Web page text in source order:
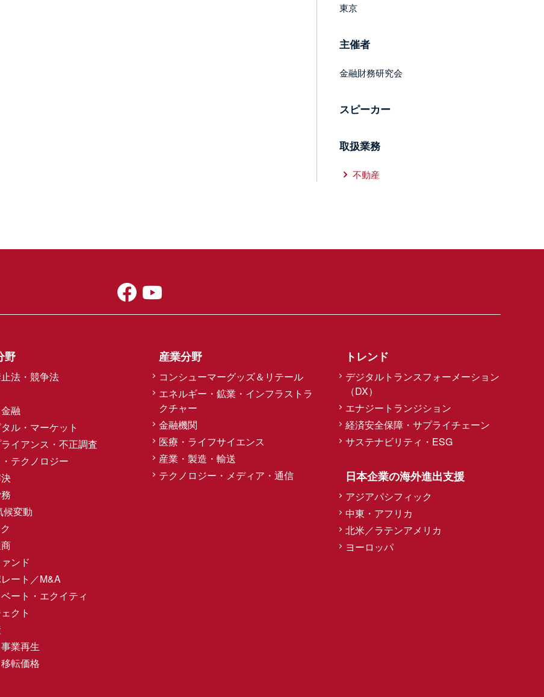
東京
主催者
金融財務研究会
スピーカー
取扱業務
不動産
野
法・競争法
融
ル・マーケット
イアンス・不正調査
テクノロジー
候変動
ンド
ート／M&A
ート・エクイティ
クト
業再生
転価格
産業分野
コンシューマーグッズ＆リテール
エネルギー・鉱業・インフラストラ
クチャー
金融機関
医療・ライフサイエンス
産業・製造・輸送
テクノロジー・メディア・通信
トレンド
デジタルトランスフォーメーション
（DX）
エナジートランジション
経済安全保障・サプライチェーン
サステナビリティ・ESG
日本企業の海外進出支援
アジアパシフィック
中東・アフリカ
北米／ラテンアメリカ
ヨーロッパ